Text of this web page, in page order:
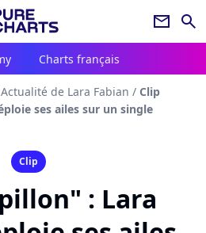
newsletter search
Charts français
Actualité de Lara Fabian / Clip
ses ailes sur un single
Clip
: Lara